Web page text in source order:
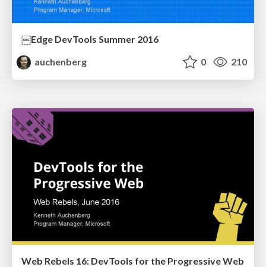
￼Edge DevTools Summer 2016
auchenberg
0 210
Web Rebels 16: DevTools for the Progressive Web